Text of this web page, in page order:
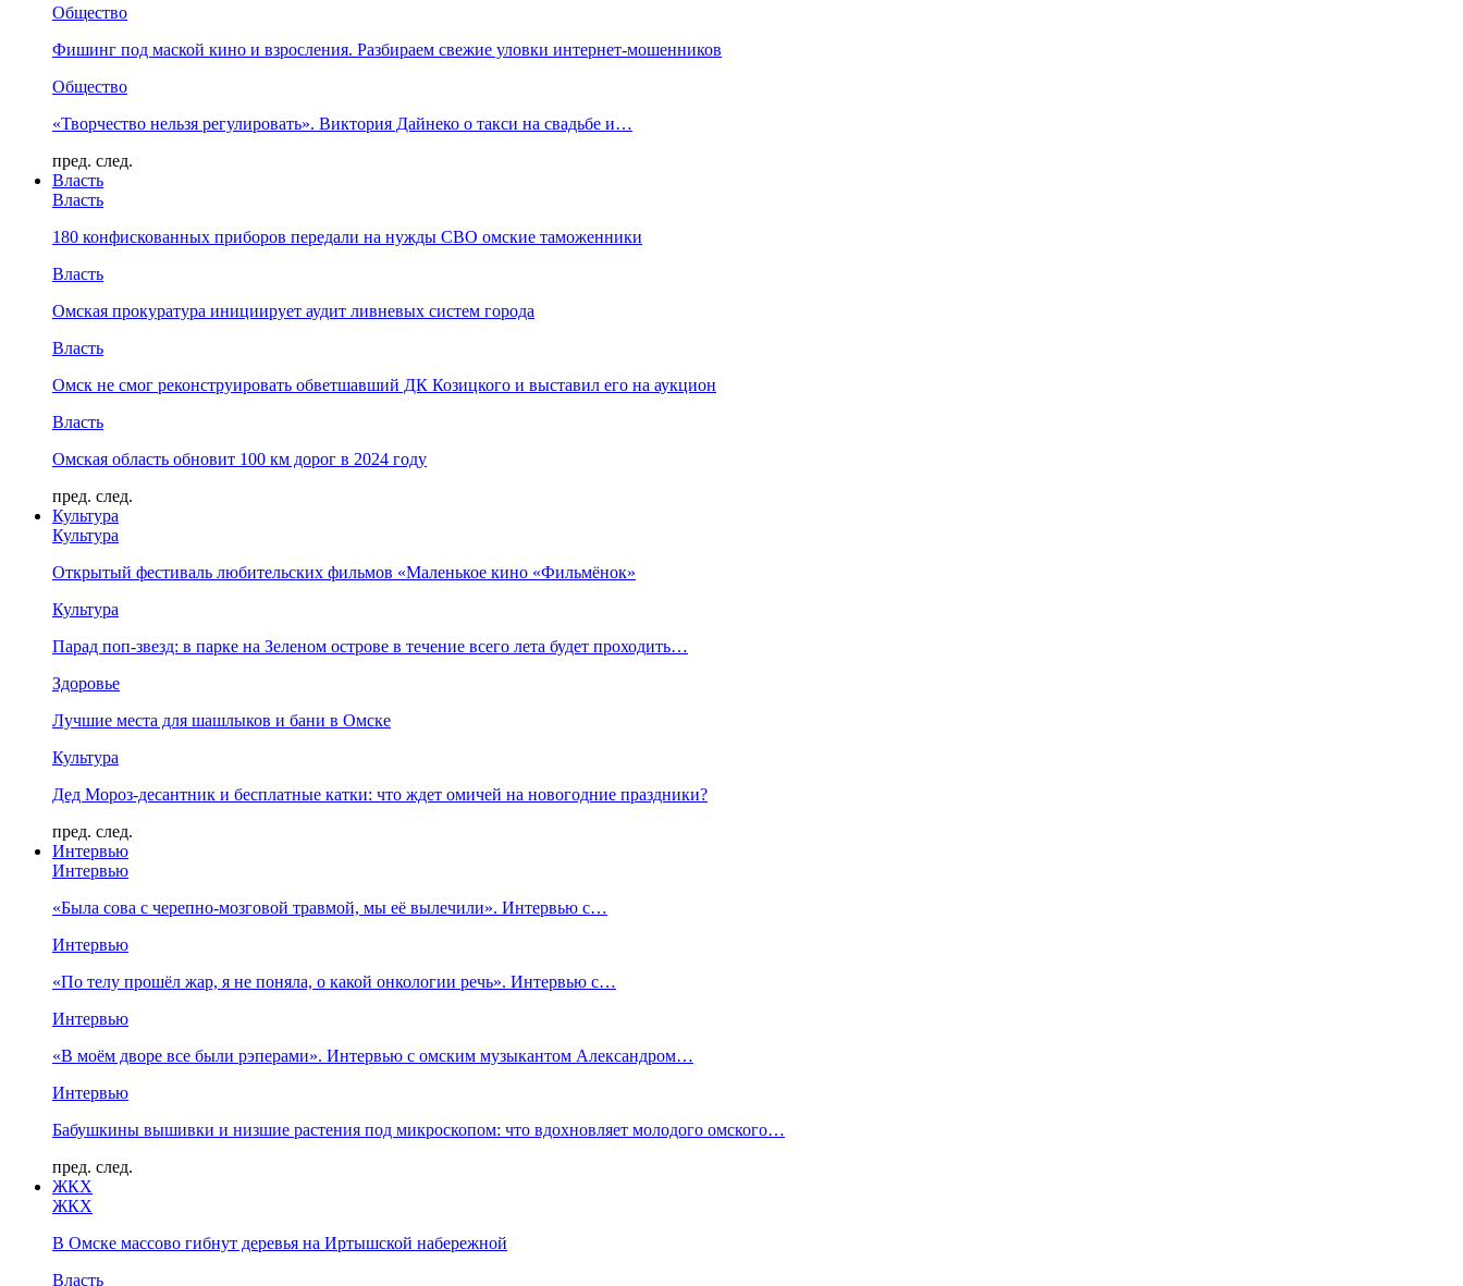
Общество
Фишинг под маской кино и взросления. Разбираем свежие уловки интернет-мошенников
Общество
«Творчество нельзя регулировать». Виктория Дайнеко о такси на свадьбе и…
пред. след.
Власть
Власть
180 конфискованных приборов передали на нужды СВО омские таможенники
Власть
Омская прокуратура инициирует аудит ливневых систем города
Власть
Омск не смог реконструировать обветшавший ДК Козицкого и выставил его на аукцион
Власть
Омская область обновит 100 км дорог в 2024 году
пред. след.
Культура
Культура
Открытый фестиваль любительских фильмов «Маленькое кино «Фильмёнок»
Культура
Парад поп-звезд: в парке на Зеленом острове в течение всего лета будет проходить…
Здоровье
Лучшие места для шашлыков и бани в Омске
Культура
Дед Мороз-десантник и бесплатные катки: что ждет омичей на новогодние праздники?
пред. след.
Интервью
Интервью
«Была сова с черепно-мозговой травмой, мы её вылечили». Интервью с…
Интервью
«По телу прошёл жар, я не поняла, о какой онкологии речь». Интервью с…
Интервью
«В моём дворе все были рэперами». Интервью с омским музыкантом Александром…
Интервью
Бабушкины вышивки и низшие растения под микроскопом: что вдохновляет молодого омского…
пред. след.
ЖКХ
ЖКХ
В Омске массово гибнут деревья на Иртышской набережной
Власть